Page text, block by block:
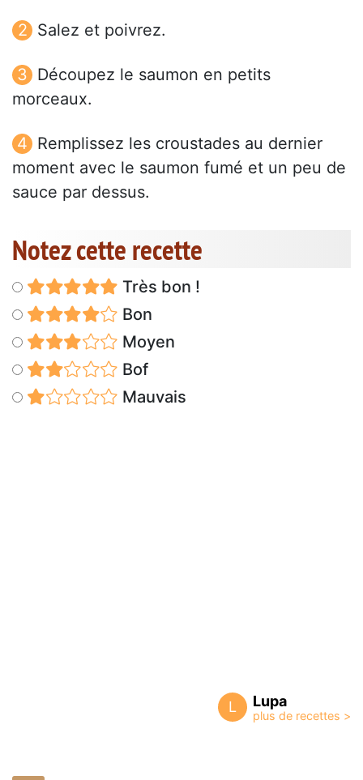
Salez et poivrez.
Découpez le saumon en petits
morceaux.
Remplissez les croustades au dernier
moment avec le saumon fumé et un peu de
sauce par dessus.
Notez cette recette
Très bon !
Bon
Moyen
Bof
Mauvais
L Lupa